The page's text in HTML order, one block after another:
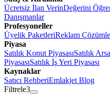
Ücretsiz İlan VerinDeğerini
Danışmanlar
Profesyoneller
Üyelik PaketleriReklam
Piyasa
Satılık Konut PiyasasıSatılık
PiyasasıSatılık İş Yeri Piyasası
Kaynaklar
Satıcı RehberiEmlakjet Blog
Filtrele3